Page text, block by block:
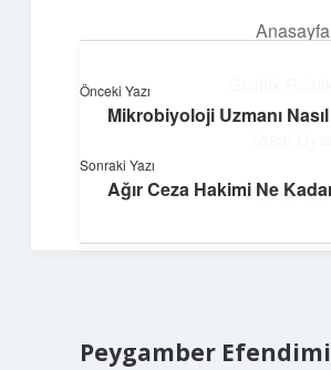
Anasayfa
Yumuşak Teknoloji
Dijital dünyada huzurlu bir
Peygamber
Önceki Yazı
Mikrobiyoloji Uzmanı
Sonraki Yazı
Ağır Ceza Hakimi Ne